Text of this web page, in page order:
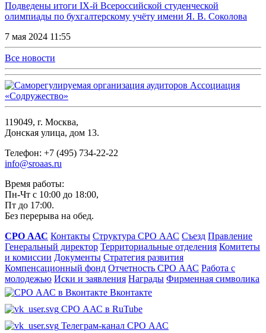
Подведены итоги IX-й Всероссийской студенческой
олимпиады по бухгалтерскому учёту имени Я. В. Соколова
7 мая 2024 11:55
Все новости
119049, г. Москва,
Донская улица, дом 13.
Телефон: +7 (495) 734-22-22
info@sroaas.ru
Время работы:
Пн-Чт с 10:00 до 18:00,
Пт до 17:00.
Без перерыва на обед.
СРО ААС Контакты Структура СРО ААС Съезд Правление
Генеральный директор Территориальные отделения Комитеты
и комиссии Документы Стратегия развития
Компенсационный фонд Отчетность СРО ААС Работа с
молодежью Иски и заявления Награды Фирменная символика
Вконтакте
СРО ААС в RuTube
Телеграм-канал СРО ААС